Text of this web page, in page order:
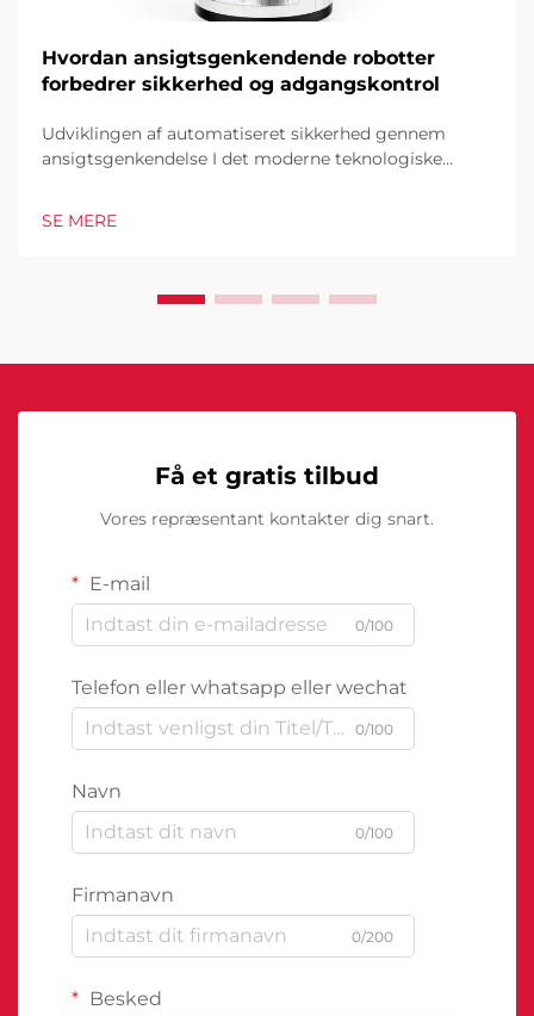
Hvordan ansigtsgenkendende robotter
forbedrer sikkerhed og adgangskontrol
Udviklingen af automatiseret sikkerhed gennem
ansigtsgenkendelse I det moderne teknologiske
sikkerhedsinfrastruktur. Disse sofistikerede systemer
SE MERE
Få et gratis tilbud
Vores repræsentant kontakter dig snart.
E-mail
0/100
Telefon eller whatsapp eller wechat
0/100
Navn
0/100
Firmanavn
0/200
Besked